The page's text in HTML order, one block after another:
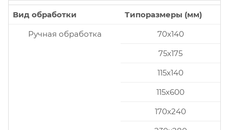
Вид обработки
Типоразмеры (мм)
Ручная обработка
70x140
75x175
115x140
115x600
170x240